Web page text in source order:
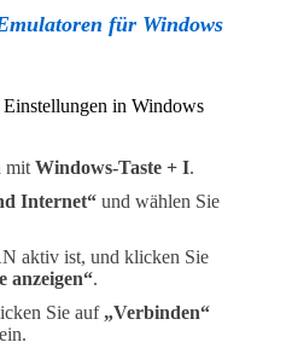
für Windows
in Windows
mit Windows-Taste + I.
Internet“ und wählen Sie
aktiv ist, und klicken Sie
anzeigen“.
Sie auf „Verbinden“